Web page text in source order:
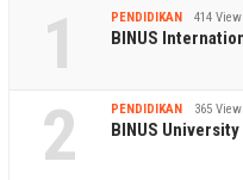
1 PENDIDIKAN 414
BINUS
2 PENDIDIKAN 365
BINUS